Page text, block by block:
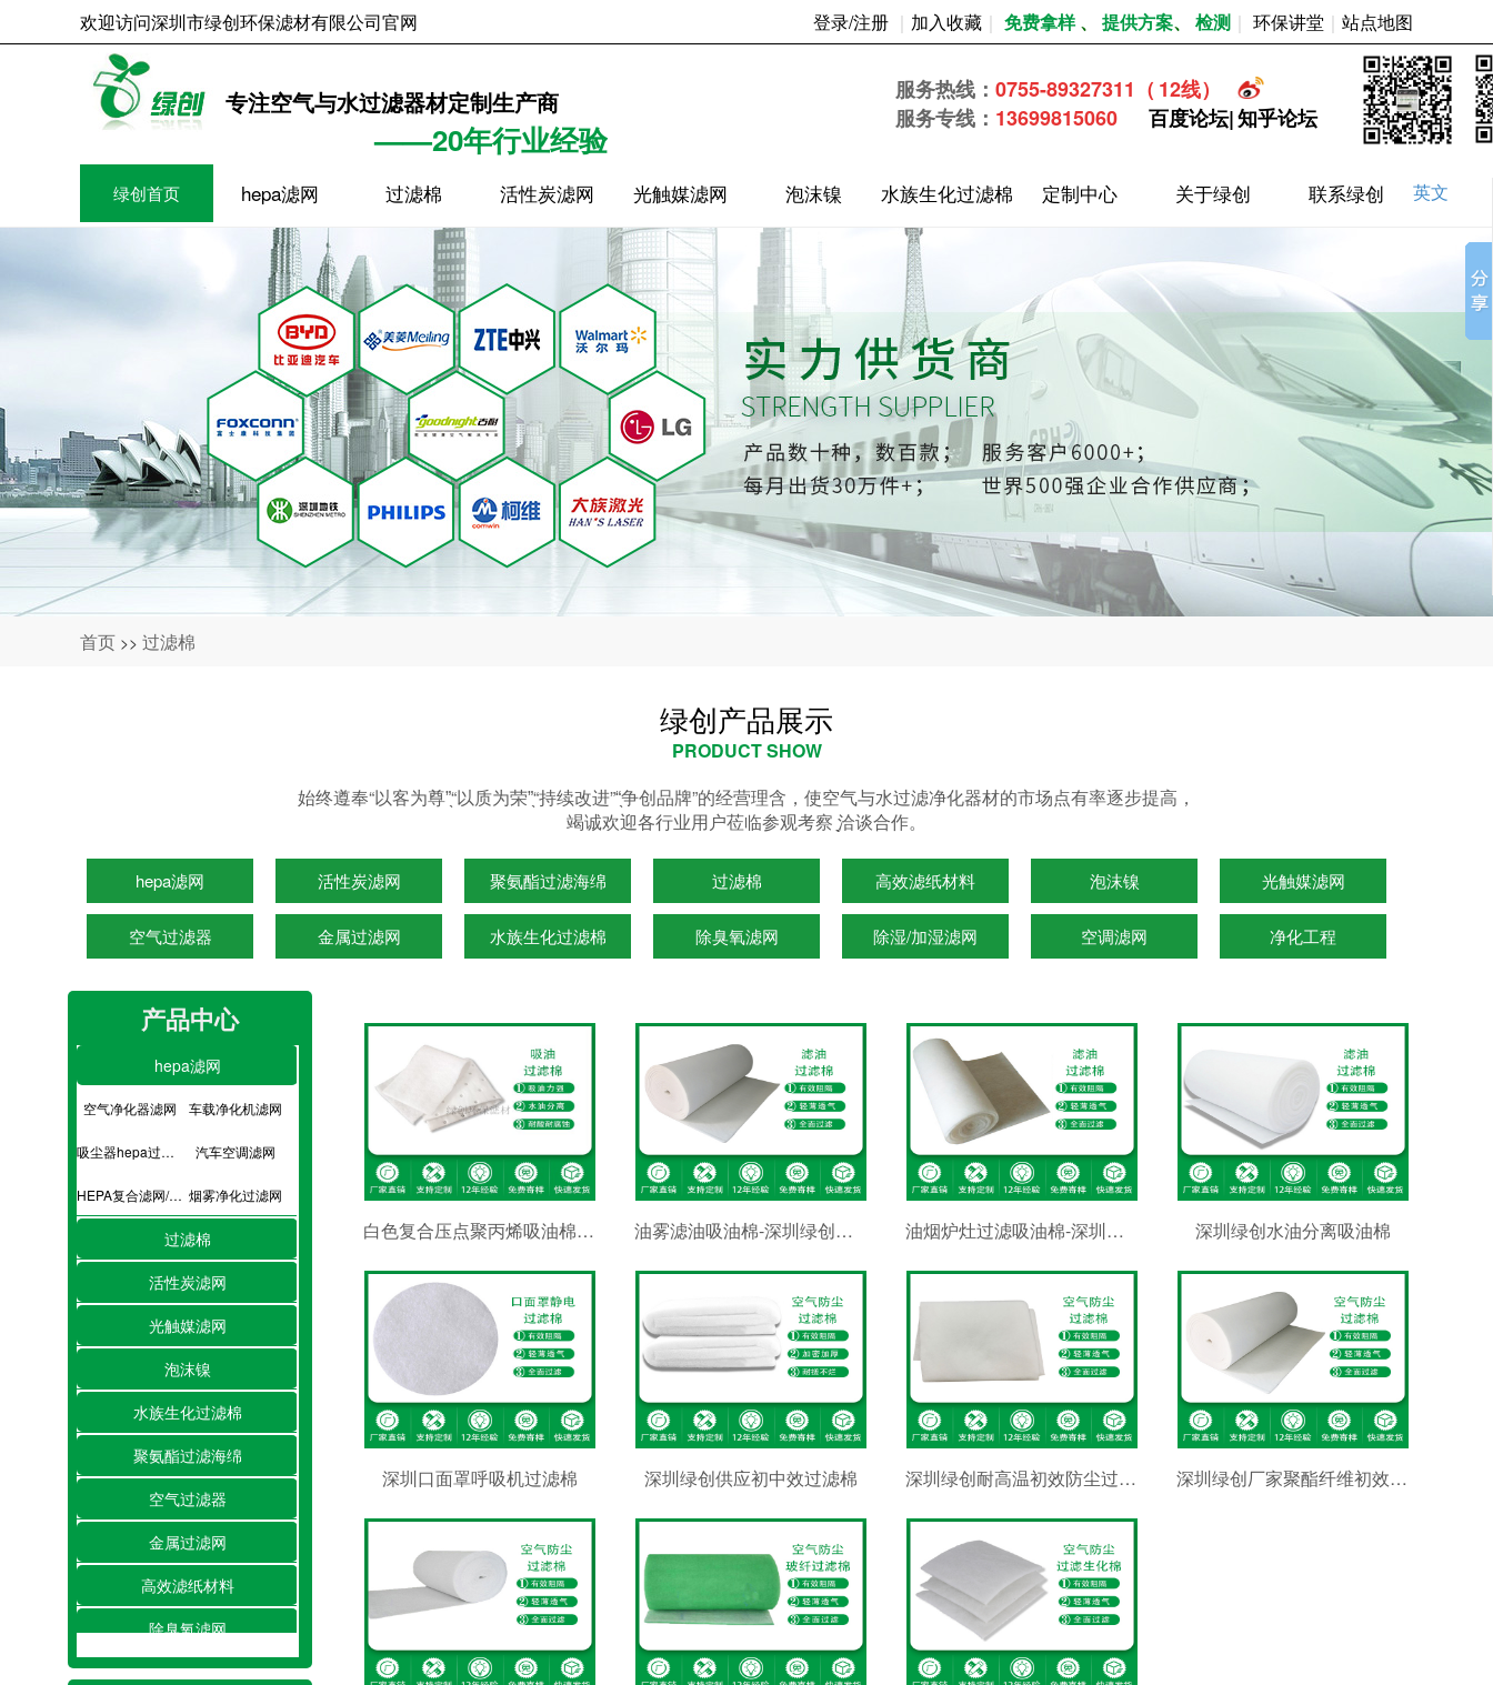
2026年8月7日
欢迎访问深圳市绿创环保滤材有限公司官网 登录/注册 ｜ 加入收藏 ｜ 免费拿样、 提供方案、 检测 ｜ 环保讲堂 ｜ 站点地图
绿创首页 hepa滤网 过滤棉 活性炭滤网 光触媒滤网 泡沫镍 水族生化过滤棉 定制中心 关于绿创 联系绿创
专注空气与水过滤器材定制生产商
——20年行业经验
服务热线： 0755-89327311 （ 12线）
服务专线： 13699815060 百度论坛|知乎论坛
英文
首页 >> 过滤棉
绿创产品展示
PRODUCT SHOW
始终遵奉“以客为尊”̖“以质为荣”̖“持续改进”“̖争创品牌”的经营理含，使空气与水过滤净化器材的市场点有率逐步提高，
竭诚欢迎各行业用户莅临参观考察 ̖̖̖̖̖洽谈合作。
hepa滤网 活性炭滤网 聚氨酯过滤海绵 过滤棉 高效滤纸材料 泡沫镍 光触媒滤网
空气过滤器 金属过滤网 水族生化过滤棉 除臭氧滤网 除湿/加湿滤网 空调滤网 净化工程
光触媒滤网 水族生化过滤棉
白色复合压点聚丙烯吸油棉-深圳绿创聚丙烯吸油棉 油雾滤油吸油棉-深圳绿创环保滤油过滤棉 油烟炉灶过滤吸油棉-深圳环保 深圳绿创水油分离吸油棉
深圳口面罩呼吸机过滤棉 深圳绿创供应初中效过滤棉 深圳绿创耐高温初效防尘过滤棉 深圳绿创厂家聚酯纤维初效空气过滤棉
产品中心
hepa滤网
空气净化器滤网 车载净化机滤网
吸尘器hepa过滤网 汽车空调滤网
HEPA复合滤网/hepa滤芯 烟雾净化过滤网
过滤棉
活性炭滤网
光触媒滤网
泡沫镍
水族生化过滤棉
聚氨酯过滤海绵
空气过滤器
金属过滤网
高效滤纸材料
除臭氧滤网
除湿/加湿滤网
车载吸尘器HEPA过滤网不锈钢吸尘器海帕过滤网 空气净化器过滤网